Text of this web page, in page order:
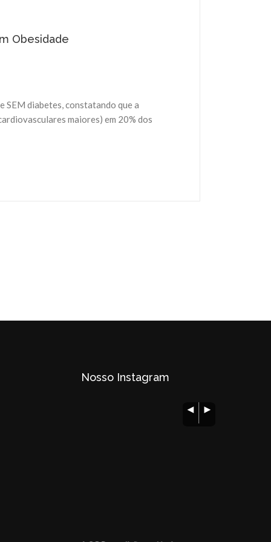
Obesidade
SEM diabetes, constatando que a
maiores) em 20% dos
Nosso Instagram